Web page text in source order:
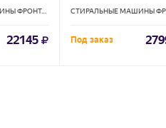
СТИРАЛЬНЫЕ МАШИНЫ ФРОНТАЛЬНЫЕ CANDY
22145 Под заказ